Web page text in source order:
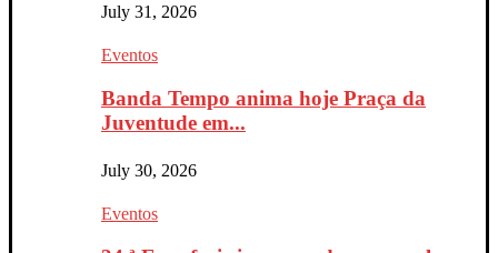
July 31, 2026
Eventos
Banda Tempo anima hoje Praça da
Juventude em...
July 30, 2026
Eventos